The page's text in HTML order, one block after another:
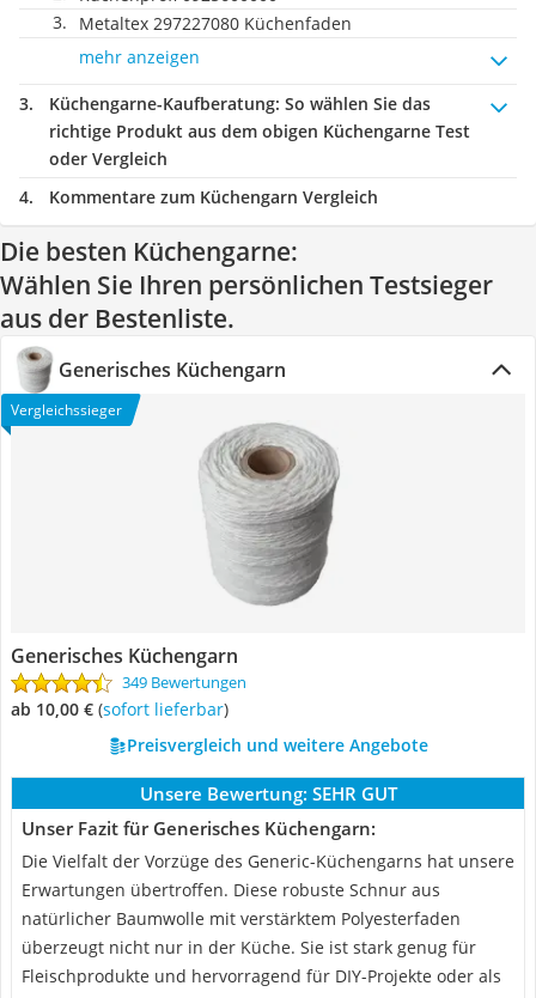
Metaltex 297227080 Küchenfaden
mehr anzeigen
Küchengarne-Kaufberatung: So wählen Sie das
richtige Produkt aus dem obigen Küchengarne Test
oder Vergleich
Kommentare zum Küchengarn Vergleich
Die besten Küchengarne:
Wählen Sie Ihren persönlichen Testsieger
aus der Bestenliste.
Generisches Küchengarn
Vergleichssieger
Generisches Küchengarn
349 Bewertungen
ab 10,00 € ( Sofort lieferbar)
Preisvergleich und weitere Angebote
Unsere Bewertung: SEHR GUT
Unser Fazit für Generisches Küchengarn:
Die Vielfalt der Vorzüge des Generic-Küchengarns hat unsere
Erwartungen übertroffen. Diese robuste Schnur aus
natürlicher Baumwolle mit verstärktem Polyesterfaden
überzeugt nicht nur in der Küche. Sie ist stark genug für
Fleischprodukte und hervorragend für DIY-Projekte oder als